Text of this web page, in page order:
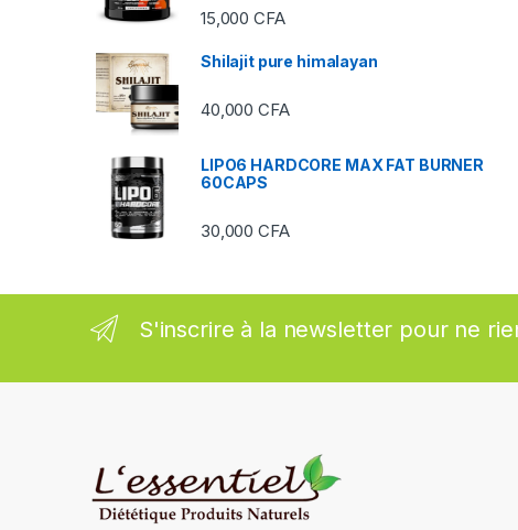
l
15,000CFA
Shilajit pure himalayan
40,000CFA
LIPO6 HARDCORE MAX FAT BURNER
60CAPS
30,000CFA
S'inscrire à la newsletter pour ne